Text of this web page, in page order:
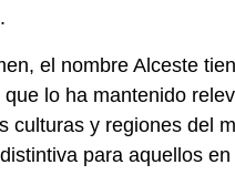
el nombre Alceste
que lo ha mantenido
culturas y regiones del
para aquellos